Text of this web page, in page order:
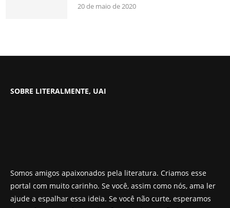
20 de maio de 2020
SOBRE LITERALMENTE, UAI
Somos amigos apaixonados pela literatura. Criamos esse
portal com muito carinho. Se você, assim como nós, ama ler
ajude a espalhar essa ideia. Se você não curte, esperamos